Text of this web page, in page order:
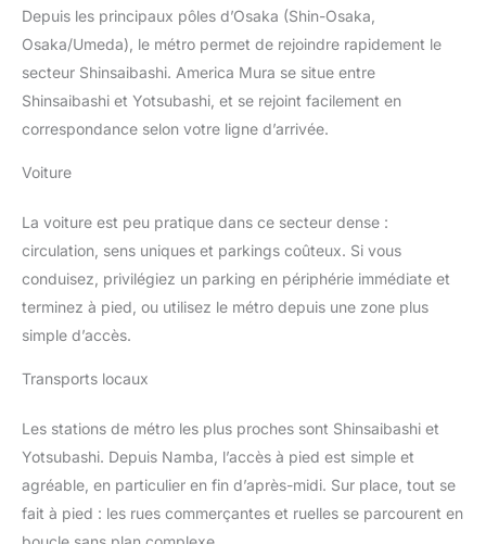
Depuis les principaux pôles d’Osaka (Shin-Osaka,
Osaka/Umeda), le métro permet de rejoindre rapidement le
secteur Shinsaibashi. America Mura se situe entre
Shinsaibashi et Yotsubashi, et se rejoint facilement en
correspondance selon votre ligne d’arrivée.
Voiture
La voiture est peu pratique dans ce secteur dense :
circulation, sens uniques et parkings coûteux. Si vous
conduisez, privilégiez un parking en périphérie immédiate et
terminez à pied, ou utilisez le métro depuis une zone plus
simple d’accès.
Transports locaux
Les stations de métro les plus proches sont Shinsaibashi et
Yotsubashi. Depuis Namba, l’accès à pied est simple et
agréable, en particulier en fin d’après-midi. Sur place, tout se
fait à pied : les rues commerçantes et ruelles se parcourent en